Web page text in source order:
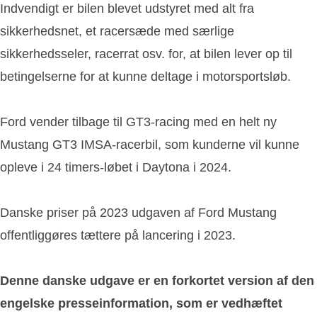
Indvendigt er bilen blevet udstyret med alt fra
sikkerhedsnet, et racersæde med særlige
sikkerhedsseler, racerrat osv. for, at bilen lever op til
betingelserne for at kunne deltage i motorsportsløb.
Ford vender tilbage til GT3-racing med en helt ny
Mustang GT3 IMSA-racerbil, som kunderne vil kunne
opleve i 24 timers-løbet i Daytona i 2024.
Danske priser på 2023 udgaven af Ford Mustang
offentliggøres tættere på lancering i 2023.
Denne danske udgave er en forkortet version af den
engelske presseinformation, som er vedhæftet